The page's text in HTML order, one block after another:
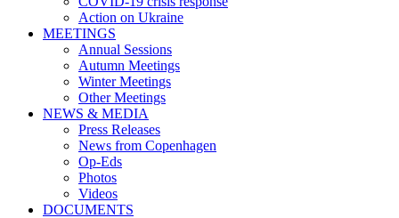
Action on Ukraine
MEETINGS
Annual Sessions
Autumn Meetings
Winter Meetings
Other Meetings
NEWS & MEDIA
Press Releases
News from Copenhagen
Op-Eds
Photos
Videos
DOCUMENTS